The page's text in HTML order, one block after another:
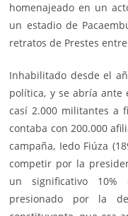
homenajeado en un
un estadio de
retratos de Prestes
Inhabilitado desde el
política, y se abría ante
casí 2.000 militantes a
contaba con 200.000
campaña, Iedo Fiúza
competir por la
un significativo 10%
presionado por la